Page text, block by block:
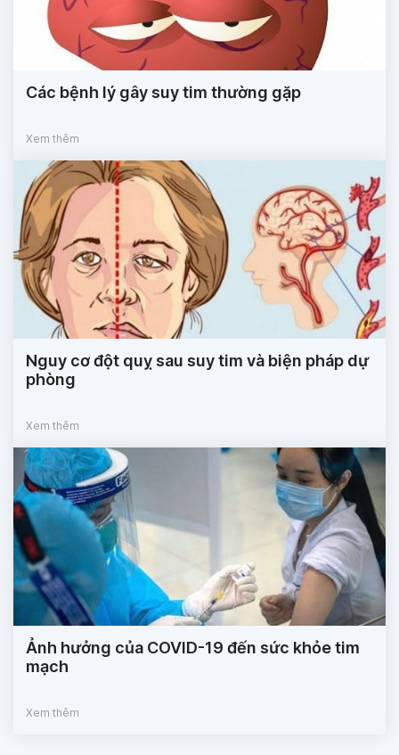
Các bệnh lý gây suy tim thường gặp
Xem thêm
Nguy cơ đột quỵ sau suy tim và biện pháp dự
phòng
Xem thêm
Ảnh hưởng của COVID-19 đến sức khỏe tim
mạch
Xem thêm